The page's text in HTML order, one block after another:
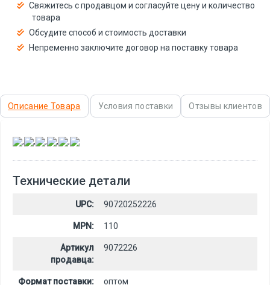
Свяжитесь с продавцом и согласуйте цену и количество
товара
Обсудите способ и стоимость доставки
Непременно заключите договор на поставку товара
Описание Товара Условия поставки Отзывы клиентов
, , , , ,
Технические детали
UPC: 90720252226
MPN: 110
Артикул
продавца:
9072226
Формат поставки: оптом